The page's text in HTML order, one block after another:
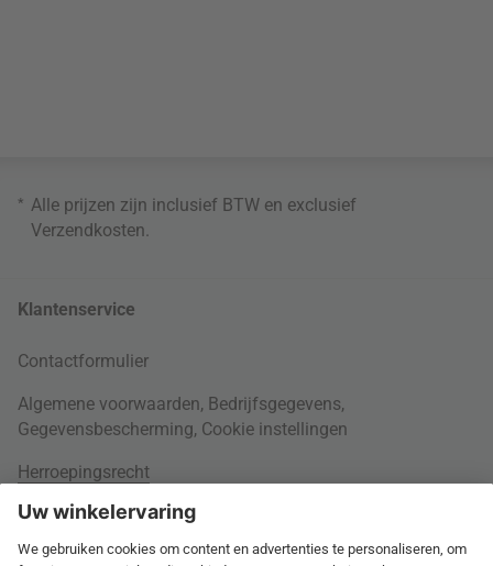
* Alle prijzen zijn inclusief BTW en exclusief
Verzendkosten
Klantenservice
Contactformulier
Algemene voorwaarden, Bedrijfsgegevens,
Gegevensbescherming, Cookie instellingen
Herroepingsrecht
Rondom je bestelling